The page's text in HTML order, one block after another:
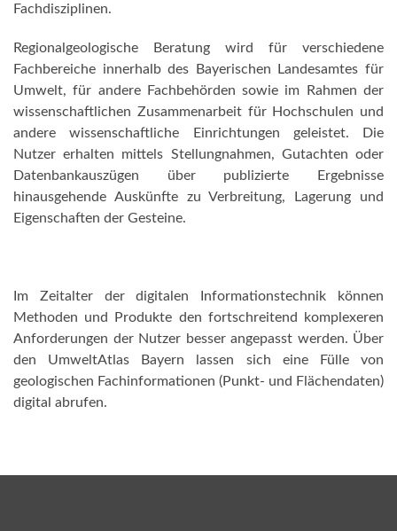
Fachdisziplinen.
Regionalgeologische Beratung wird für verschiedene
Fachbereiche innerhalb des Bayerischen Landesamtes für
Umwelt, für andere Fachbehörden sowie im Rahmen der
wissenschaftlichen Zusammenarbeit für Hochschulen und
andere wissenschaftliche Einrichtungen geleistet. Die
Nutzer erhalten mittels Stellungnahmen, Gutachten oder
Datenbankauszügen über publizierte Ergebnisse
hinausgehende Auskünfte zu Verbreitung, Lagerung und
Eigenschaften der Gesteine.
Im Zeitalter der digitalen Informationstechnik können
Methoden und Produkte den fortschreitend komplexeren
Anforderungen der Nutzer besser angepasst werden. Über
den UmweltAtlas Bayern lassen sich eine Fülle von
geologischen Fachinformationen (Punkt- und Flächendaten)
digital abrufen.